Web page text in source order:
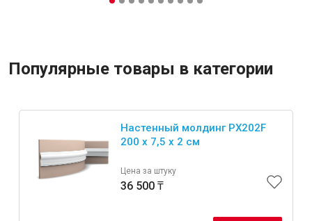
Популярные товары в категории
Настенный молдинг PX202F
200 х 7,5 х 2 см
Цена за штуку
36 500 ₸